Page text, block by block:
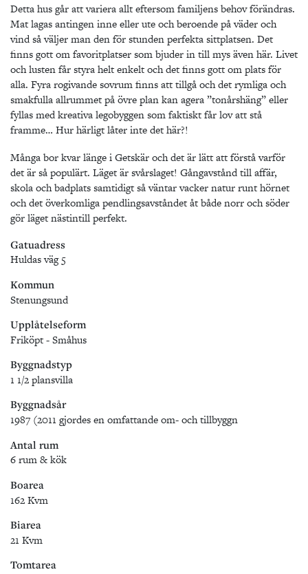
Detta hus går att variera allt eftersom familjens behov förändras.
Mat lagas antingen inne eller ute och beroende på väder och
vind så väljer man den för stunden perfekta sittplatsen. Det
finns gott om favoritplatser som bjuder in till mys även här. Livet
och lusten får styra helt enkelt och det finns gott om plats för
alla. Fyra rogivande sovrum finns att tillgå och det rymliga och
smakfulla allrummet på övre plan kan agera ”tonårshäng” eller
fyllas med kreativa legobyggen som faktiskt får lov att stå
framme… Hur härligt låter inte det här?!
Många bor kvar länge i Getskär och det är lätt att förstå varför
det är så populärt. Läget är svårslaget! Gångavstånd till affär,
skola och badplats samtidigt så väntar vacker natur runt hörnet
och det överkomliga pendlingsavståndet åt både norr och söder
gör läget nästintill perfekt.
Gatuadress
Huldas väg 5
Kommun
Stenungsund
Upplåtelseform
Friköpt - Småhus
Byggnadstyp
1 1/2 plansvilla
Byggnadsår
1987 (2011 gjordes en omfattande om- och tillbyggn
Antal rum
6 rum & kök
Boarea
162 Kvm
Biarea
21 Kvm
Tomtarea